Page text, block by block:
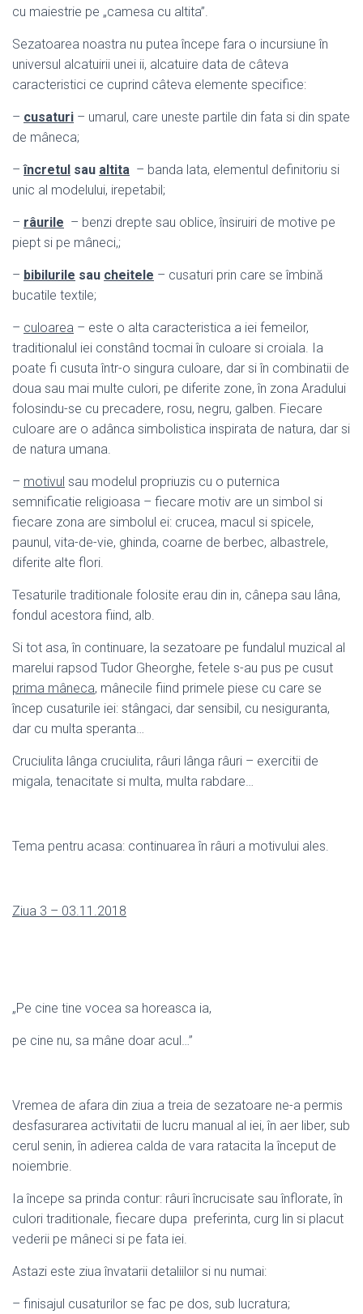
cu maiestrie pe „camesa cu altita”.
Sezatoarea noastra nu putea începe fara o incursiune în
universul alcatuirii unei ii, alcatuire data de câteva
caracteristici ce cuprind câteva elemente specifice:
– cusaturi – umarul, care uneste partile din fata si din spate
de mâneca;
–încretul sau altita – banda lata, elementul definitoriu si
unic al modelului, irepetabil;
– râurile – benzi drepte sau oblice, însiruiri de motive pe
piept si pe mâneci,;
– bibilurile sau cheitele – cusaturi prin care se îmbină
bucatile textile;
– culoarea – este o alta caracteristica a iei femeilor,
traditionalul iei constând tocmai în culoare si croiala. Ia
poate fi cusuta într-o singura culoare, dar si în combinatii de
doua sau mai multe culori, pe diferite zone, în zona Aradului
folosindu-se cu precadere, rosu, negru, galben. Fiecare
culoare are o adânca simbolistica inspirata de natura, dar si
de natura umana.
– motivul sau modelul propriuzis cu o puternica
semnificatie religioasa – fiecare motiv are un simbol si
fiecare zona are simbolul ei: crucea, macul si spicele,
paunul, vita-de-vie, ghinda, coarne de berbec, albastrele,
diferite alte flori.
Tesaturile traditionale folosite erau din in, cânepa sau lâna,
fondul acestora fiind, alb.
Si tot asa, în continuare, la sezatoare pe fundalul muzical al
marelui rapsod Tudor Gheorghe, fetele s-au pus pe cusut
prima mâneca, mânecile fiind primele piese cu care se
încep cusaturile iei: stângaci, dar sensibil, cu nesiguranta,
dar cu multa speranta…
Cruciulita lânga cruciulita, râuri lânga râuri – exercitii de
migala, tenacitate si multa, multa rabdare…
Tema pentru acasa: continuarea în râuri a motivului ales.
Ziua 3 – 03.11.2018
„Pe cine tine vocea sa horeasca ia,
pe cine nu, sa mâne doar acul…”
Vremea de afara din ziua a treia de sezatoare ne-a permis
desfasurarea activitatii de lucru manual al iei, în aer liber, sub
cerul senin, în adierea calda de vara ratacita la început de
noiembrie.
Ia începe sa prinda contur: râuri încrucisate sau înflorate, în
culori traditionale, fiecare dupa preferinta, curg lin si placut
vederii pe mâneci si pe fata iei.
Astazi este ziua învatarii detaliilor si nu numai:
– finisajul cusaturilor se fac pe dos, sub lucratura;